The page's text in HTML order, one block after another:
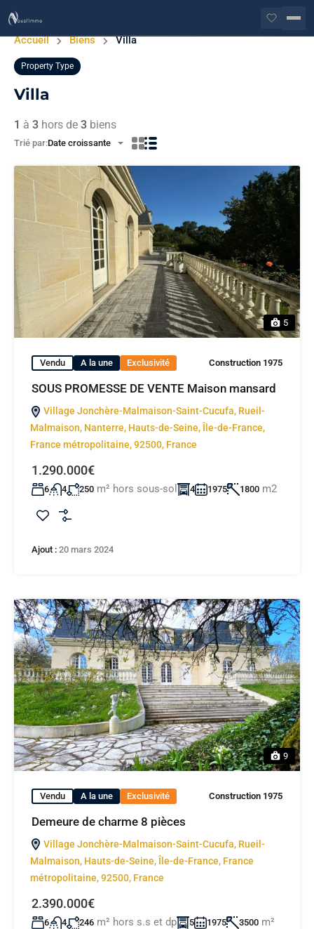
Accueil Biens Villa
Property Type
Villa
1 à 3 hors de 3 biens
Trié par:Date croissante
5
Vendu A la une Exclusivité Construction 1975
SOUS PROMESSE DE VENTE Maison mansard
Village Jonchère-Malmaison-Saint-Cucufa, Rueil-
Malmaison, Nanterre, Hauts-de-Seine, Île-de-France,
France métropolitaine, 92500, France
1.290.000€
6 4 250 m² hors sous-sol 4 1975 1800 m2
Ajout : 20 mars 2024
9
Vendu A la une Exclusivité Construction 1975
Demeure de charme 8 pièces
Village Jonchère-Malmaison-Saint-Cucufa, Rueil-
Malmaison, Hauts-de-Seine, Île-de-France, France
métropolitaine, 92500, France
2.390.000€
6 4 246 m² hors s.s et dp 5 1975 3500 m²